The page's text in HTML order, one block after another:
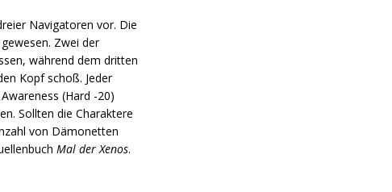
Navigatoren vor. Die
Zwei der
während dem dritten
Kopf schoß. Jeder
(Hard -20)
Sollten die Charaktere
von Dämonetten
Mal der Xenos.